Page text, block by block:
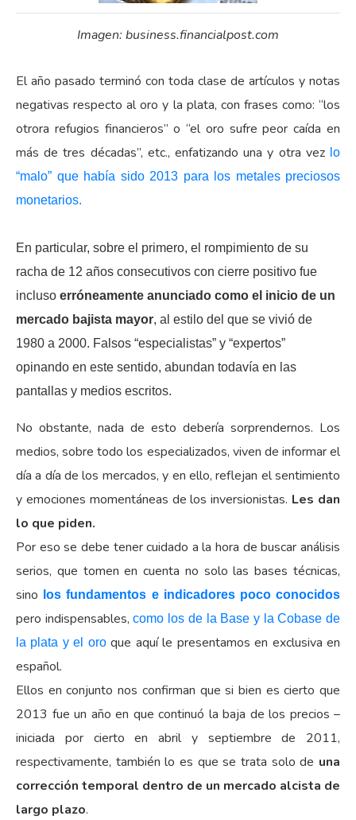
Imagen: business.financialpost.com
El año pasado terminó con toda clase de artículos y notas
negativas respecto al oro y la plata, con frases como: “los
otrora refugios financieros” o “el oro sufre peor caída en
más de tres décadas”, etc., enfatizando una y otra vez lo
“malo” que había sido 2013 para los metales preciosos
monetarios.
En particular, sobre el primero, el rompimiento de su
racha de 12 años consecutivos con cierre positivo fue
incluso erróneamente anunciado como el inicio de un
mercado bajista mayor, al estilo del que se vivió de
1980 a 2000. Falsos “especialistas” y “expertos”
opinando en este sentido, abundan todavía en las
pantallas y medios escritos.
No obstante, nada de esto debería sorprendernos. Los
medios, sobre todo los especializados, viven de informar el
día a día de los mercados, y en ello, reflejan el sentimiento
y emociones momentáneas de los inversionistas. Les dan
lo que piden.
Por eso se debe tener cuidado a la hora de buscar análisis
serios, que tomen en cuenta no solo las bases técnicas,
sino
los fundamentos e indicadores poco conocidos
pero indispensables,como los de la Base y la Cobase de
la plata y el oroque aquí le presentamos en exclusiva en
español.
Ellos en conjunto nos confirman que si bien es cierto que
2013 fue un año en que continuó la baja de los precios –
iniciada por cierto en abril y septiembre de 2011,
respectivamente, también lo es que se trata solo de una
corrección temporal dentro de un mercado alcista de
largo plazo.